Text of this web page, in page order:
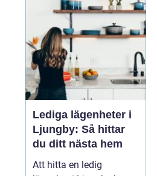
både används och
uppskattas.
Kombinationen av
keramik, ...
Lediga lägenheter i
Ljungby: Så hittar
du ditt nästa hem
Att hitta en ledig